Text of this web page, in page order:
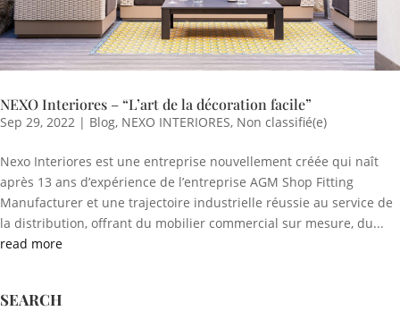
NEXO Interiores – “L’art de la décoration facile”
Sep 29, 2022 | Blog, NEXO INTERIORES, Non classifié(e)
Nexo Interiores est une entreprise nouvellement créée qui naît
après 13 ans d’expérience de l’entreprise AGM Shop Fitting
Manufacturer et une trajectoire industrielle réussie au service de
la distribution, offrant du mobilier commercial sur mesure, du...
read more
SEARCH